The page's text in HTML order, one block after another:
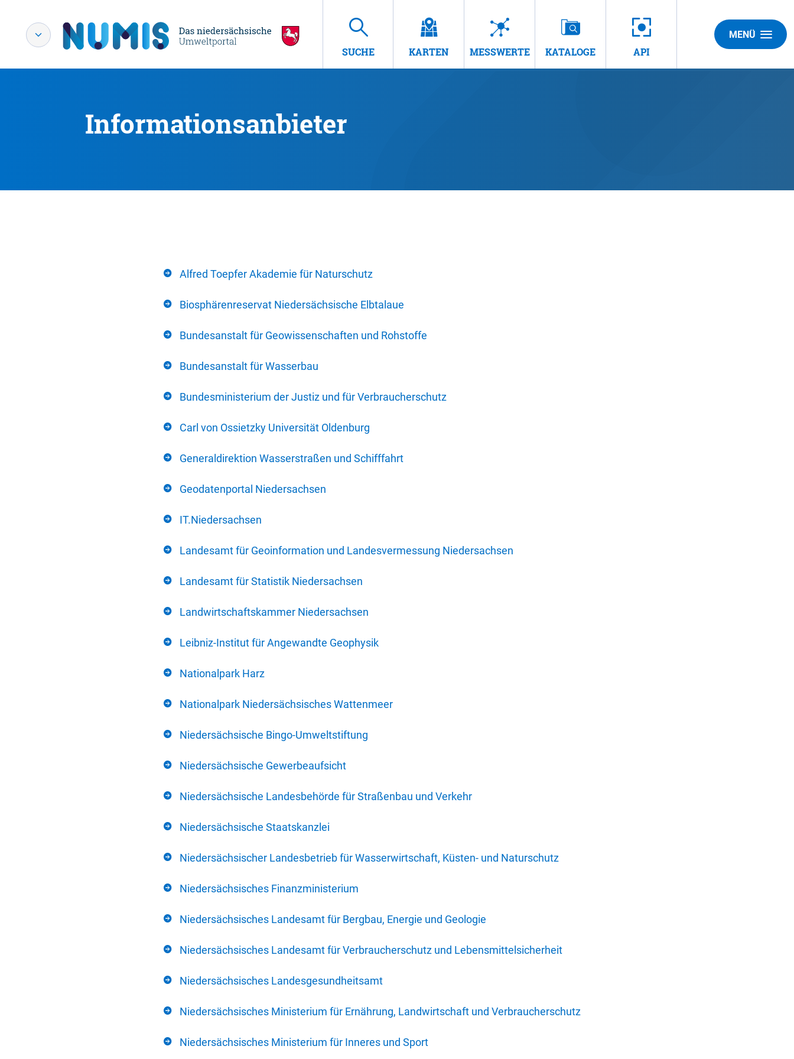
SUCHE KARTEN MESSWERTE KATALOGE API
MENÜ
Informationsanbieter
Alfred Toepfer Akademie für Naturschutz
Biosphärenreservat Niedersächsische Elbtalaue
Bundesanstalt für Geowissenschaften und Rohstoffe
Bundesanstalt für Wasserbau
Bundesministerium der Justiz und für Verbraucherschutz
Carl von Ossietzky Universität Oldenburg
Generaldirektion Wasserstraßen und Schifffahrt
Geodatenportal Niedersachsen
IT.Niedersachsen
Landesamt für Geoinformation und Landesvermessung Niedersachsen
Landesamt für Statistik Niedersachsen
Landwirtschaftskammer Niedersachsen
Leibniz-Institut für Angewandte Geophysik
Nationalpark Harz
Nationalpark Niedersächsisches Wattenmeer
Niedersächsische Bingo-Umweltstiftung
Niedersächsische Gewerbeaufsicht
Niedersächsische Landesbehörde für Straßenbau und Verkehr
Niedersächsische Staatskanzlei
Niedersächsischer Landesbetrieb für Wasserwirtschaft, Küsten- und Naturschutz
Niedersächsisches Finanzministerium
Niedersächsisches Landesamt für Bergbau, Energie und Geologie
Niedersächsisches Landesamt für Verbraucherschutz und Lebensmittelsicherheit
Niedersächsisches Landesgesundheitsamt
Niedersächsisches Ministerium für Ernährung, Landwirtschaft und Verbraucherschutz
Niedersächsisches Ministerium für Inneres und Sport